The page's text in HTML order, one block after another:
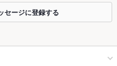
セージに登録する